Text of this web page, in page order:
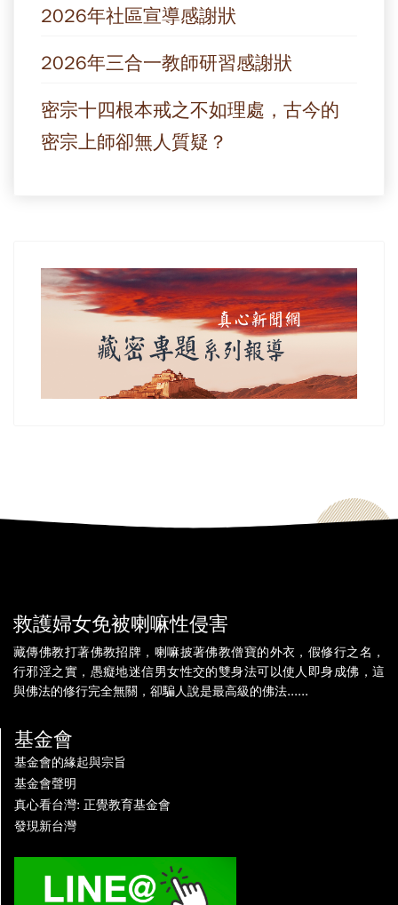
2026年社區宣導感謝狀
2026年三合一教師研習感謝狀
密宗十四根本戒之不如理處，古今的
密宗上師卻無人質疑？
救護婦女免被喇嘛性侵害
藏傳佛教打著佛教招牌，喇嘛披著佛教僧寶的外衣，假修行之名，
行邪淫之實，愚癡地迷信男女性交的雙身法可以使人即身成佛，這
與佛法的修行完全無關，卻騙人說是最高級的佛法......
基金會
基金會的緣起與宗旨
基金會聲明
真心看台灣: 正覺教育基金會
發現新台灣